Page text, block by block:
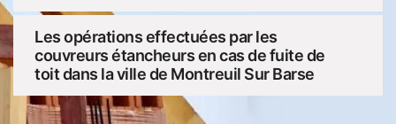
Les opérations effectuées par les
couvreurs étancheurs en cas de fuite de
toit dans la ville de Montreuil Sur Barse